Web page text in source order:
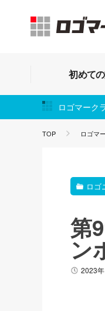
初めて
ロゴマーク
TOP ロゴマ
ロゴ
第
ン
2023